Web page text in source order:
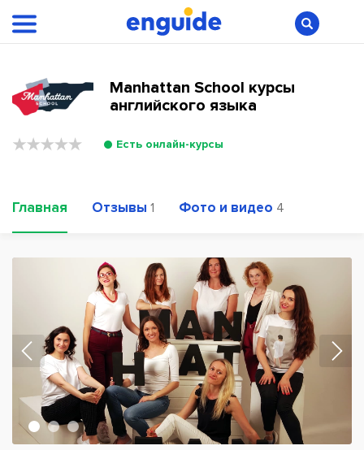
Manhattan School курсы
английского языка
Есть онлайн-курсы
Главная Отзывы 1 Фото и видео 4